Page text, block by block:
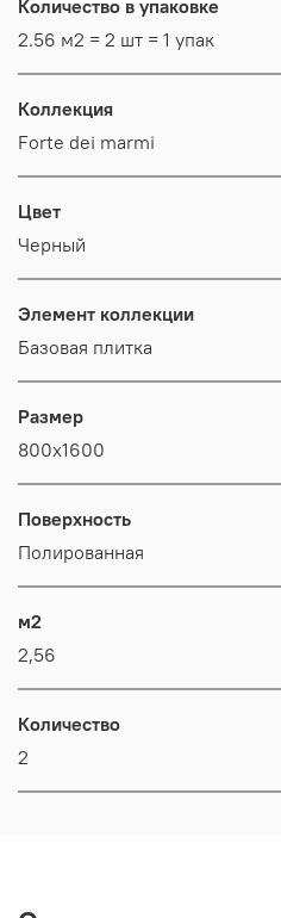
Количество в упаковке
2.56 м2 = 2 шт = 1 упак
Коллекция
Forte dei marmi
Цвет
Черный
Элемент коллекции
Базовая плитка
Размер
800x1600
Поверхность
Полиро­ван­ная
м2
2,56
Количество
2